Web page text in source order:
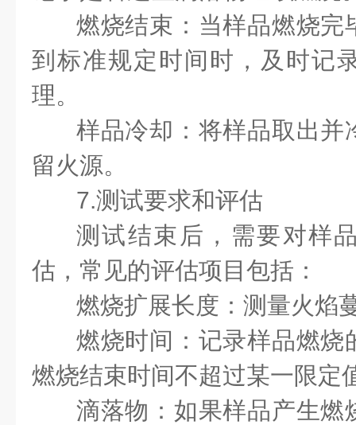
燃烧结束：当样品燃烧完
到标准规定时间时，及时记
理。
样品冷却：将样品取出并
留火源。
7.测试要求和评估
测试结束后，需要对样
估，常见的评估项目包括：
燃烧扩展长度：测量火焰
燃烧时间：记录样品燃烧
燃烧结束时间不超过某一限
滴落物：如果样品产生燃